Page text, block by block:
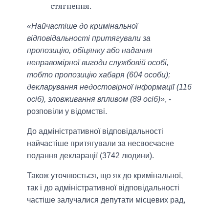
стягнення.
«Найчастіше до кримінальної
відповідальності притягували за
пропозицію, обіцянку або надання
неправомірної вигоди службовій особі,
тобто пропозицію хабаря (604 особи);
декларування недостовірної інформації (116
осіб), зловживання впливом (89 осіб)», -
розповіли у відомстві.
До адміністративної відповідальності
найчастіше притягували за несвоєчасне
подання декларації (3742 людини).
Також уточнюється, що як до кримінальної,
так і до адміністративної відповідальності
частіше залучалися депутати місцевих рад,